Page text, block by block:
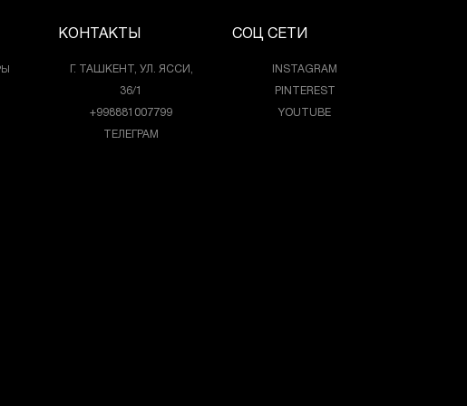
КОНТАКТЫ
Г. ТАШКЕНТ, УЛ. ЯССИ,
36/1
+998881007799
ТЕЛЕГРАМ
СОЦ СЕТИ
INSTAGRAM
PINTEREST
YOUTUBE